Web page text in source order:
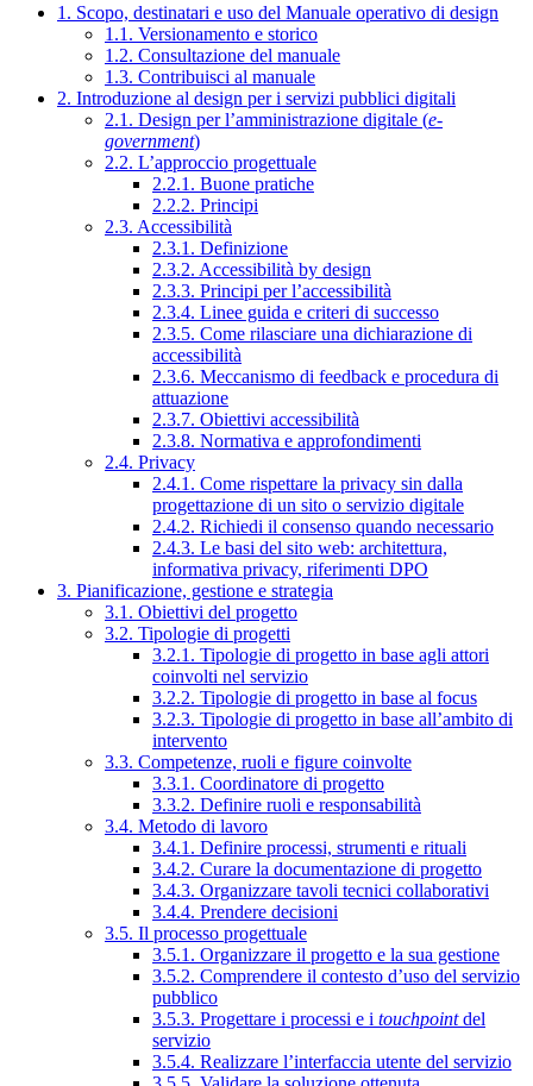
1. Scopo, destinatari e uso del Manuale operativo di design
1.1. Versionamento e storico
1.2. Consultazione del manuale
1.3. Contribuisci al manuale
2. Introduzione al design per i servizi pubblici digitali
2.1. Design per l’amministrazione digitale (e-
government)
2.2. L’approccio progettuale
2.2.1. Buone pratiche
2.2.2. Principi
2.3. Accessibilità
2.3.1. Definizione
2.3.2. Accessibilità by design
2.3.3. Principi per l’accessibilità
2.3.4. Linee guida e criteri di successo
2.3.5. Come rilasciare una dichiarazione di
accessibilità
2.3.6. Meccanismo di feedback e procedura di
attuazione
2.3.7. Obiettivi accessibilità
2.3.8. Normativa e approfondimenti
2.4. Privacy
2.4.1. Come rispettare la privacy sin dalla
progettazione di un sito o servizio digitale
2.4.2. Richiedi il consenso quando necessario
2.4.3. Le basi del sito web: architettura,
informativa privacy, riferimenti DPO
3. Pianificazione, gestione e strategia
3.1. Obiettivi del progetto
3.2. Tipologie di progetti
3.2.1. Tipologie di progetto in base agli attori
coinvolti nel servizio
3.2.2. Tipologie di progetto in base al focus
3.2.3. Tipologie di progetto in base all’ambito di
intervento
3.3. Competenze, ruoli e figure coinvolte
3.3.1. Coordinatore di progetto
3.3.2. Definire ruoli e responsabilità
3.4. Metodo di lavoro
3.4.1. Definire processi, strumenti e rituali
3.4.2. Curare la documentazione di progetto
3.4.3. Organizzare tavoli tecnici collaborativi
3.4.4. Prendere decisioni
3.5. Il processo progettuale
3.5.1. Organizzare il progetto e la sua gestione
3.5.2. Comprendere il contesto d’uso del servizio
pubblico
3.5.3. Progettare i processi e i touchpointdel
servizio
3.5.4. Realizzare l’interfaccia utente del servizio